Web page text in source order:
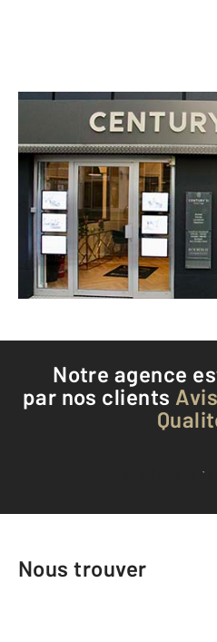
CENTURY
9 rue de
Envoyer
Notre agence
par nos clients
Voir tous les
Nous trouver